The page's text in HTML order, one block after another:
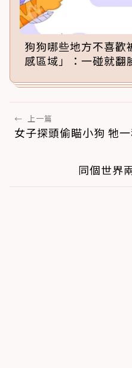
狗狗哪些地方不喜歡
感區域」：一碰就翻
← 上一篇
女子探頭偷瞄小狗 牠
同個世界